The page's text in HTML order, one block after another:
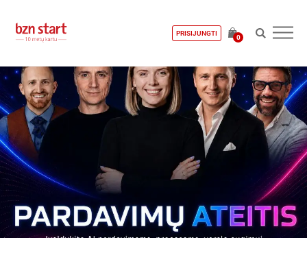
PRISIJUNGTI
0